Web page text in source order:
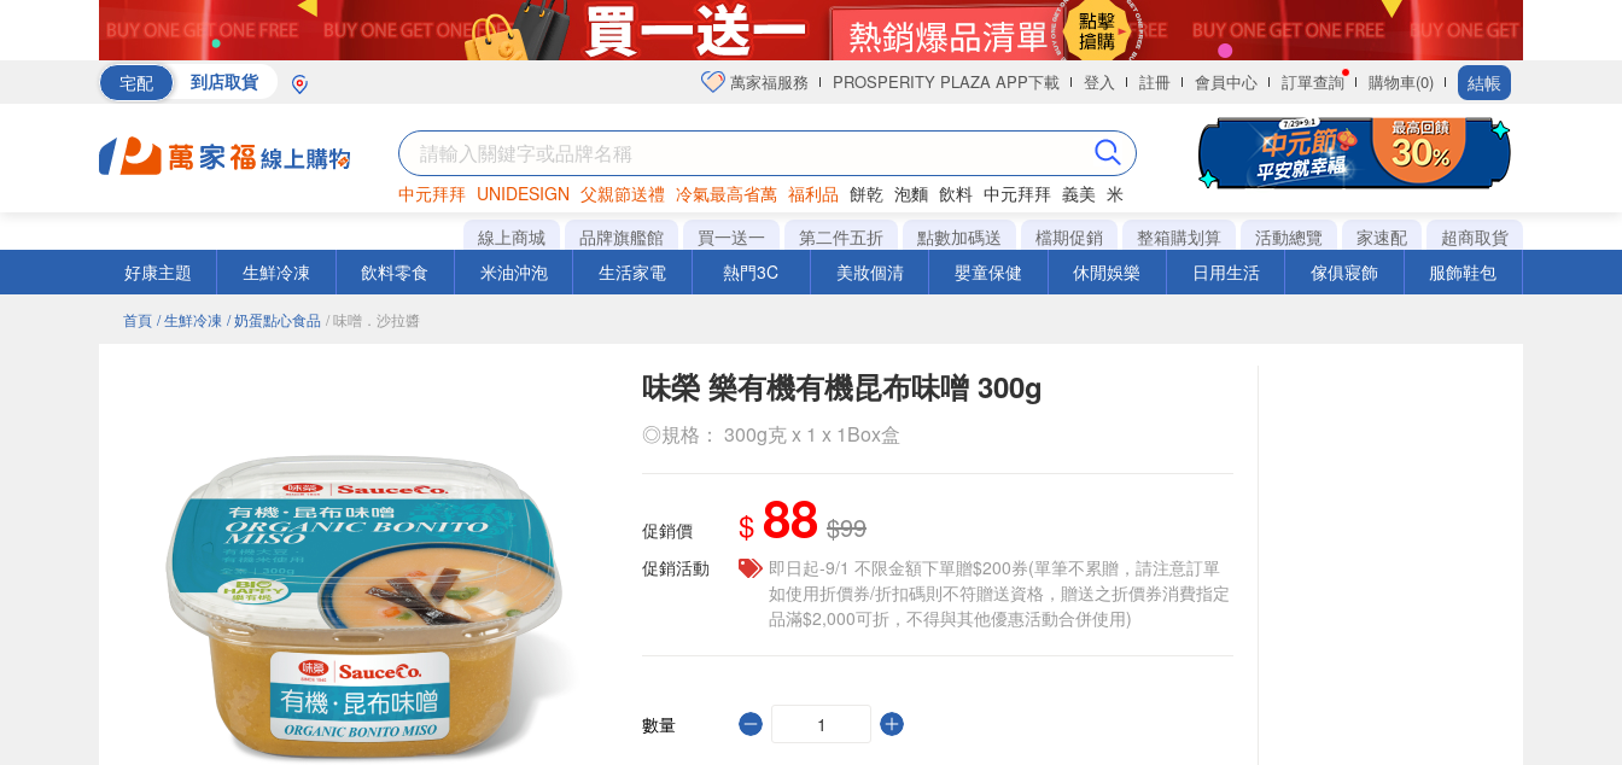
宅配 到店取貨 萬家福服務 PROSPERITY PLAZA APP下載 登入 註冊 會員中心 訂單查詢 購物車(0) 結帳
中元拜拜 UNIDESIGN 父親節送禮 冷氣最高省萬 福利品 餅乾 泡麵 飲料 中元拜拜 義美 米
巧克力 罐頭 衛生紙
線上商城 品牌旗艦館 買一送一 第二件五折 點數加碼送 檔期促銷 整箱購划算 活動總覽 家速配
超商取貨
好康主題
生鮮冷凍 飲料零食 米油沖泡 生活家電 熱門3C 美妝個清 嬰童保健 休閒娛樂 日用生活 傢俱寢飾 服飾鞋包
首頁 / 生鮮冷凍 / 奶蛋點心食品 / 味噌．沙拉醬
味榮 樂有機有機昆布味噌 300g
◎規格： 300g克 x 1 x 1Box盒
促銷價 $ 88 $99
促銷活動
即日起-9/1 不限金額下單贈$200券(單筆不累贈，請注意訂單
如使用折價券/折扣碼則不符贈送資格，贈送之折價券消費指定
品滿$2,000可折，不得與其他優惠活動合併使用)
數量